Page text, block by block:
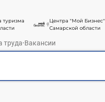
туризма
Центра "Мой Бизнес"
Самарской области
труда·Вакансии